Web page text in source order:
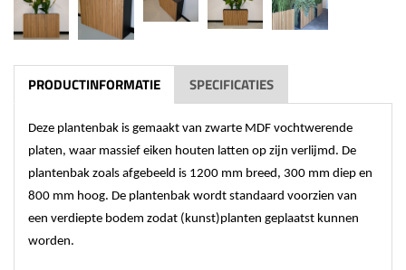
PRODUCTINFORMATIE SPECIFICATIES
Deze plantenbak is gemaakt van zwarte MDF vochtwerende
platen, waar massief eiken houten latten op zijn verlijmd. De
plantenbak zoals afgebeeld is 1200 mm breed, 300 mm diep en
800 mm hoog. De plantenbak wordt standaard voorzien van
een verdiepte bodem zodat (kunst)planten geplaatst kunnen
worden.